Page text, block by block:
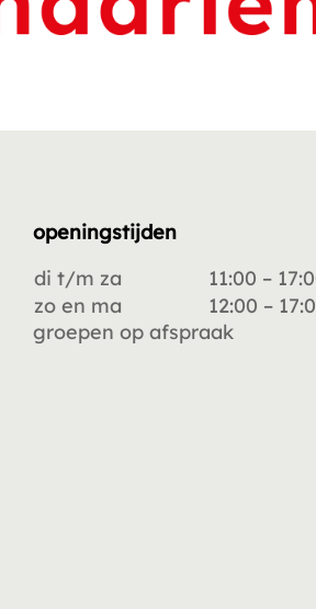
openingstijden
di t/m za
11:00 –
zo en ma
12:00 –
groepen op afspraak